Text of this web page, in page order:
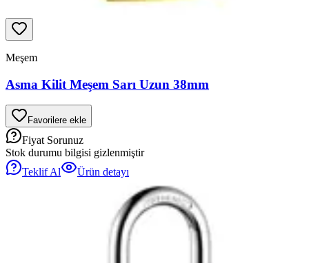
Meşem
Asma Kilit Meşem Sarı Uzun 38mm
Favorilere ekle
Fiyat Sorunuz
Stok durumu bilgisi gizlenmiştir
Teklif Al
Ürün detayı